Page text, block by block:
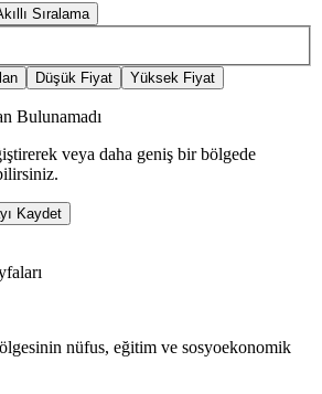
Sıralama
Düşük Fiyat Yüksek Fiyat
Bulunamadı
veya daha geniş bir bölgede
Kaydet
nüfus, eğitim ve sosyoekonomik